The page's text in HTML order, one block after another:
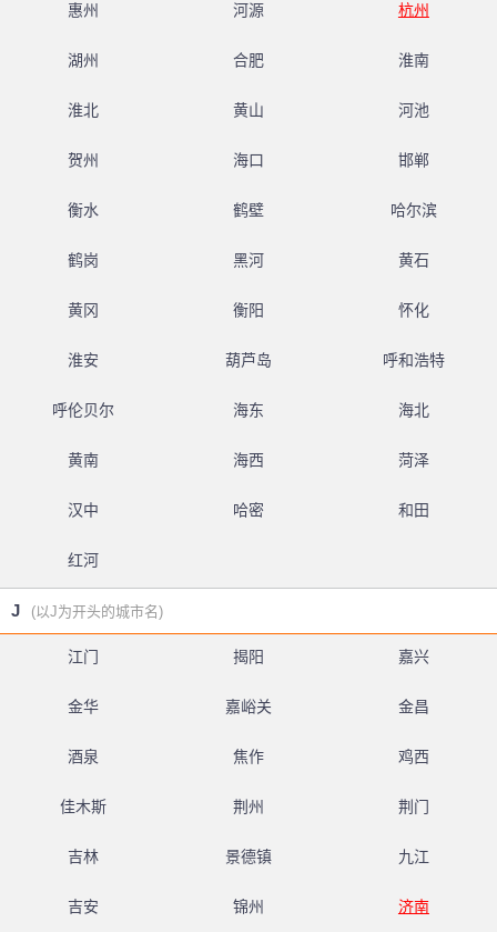
惠州 河源 杭州
湖州 合肥 淮南
淮北 黄山 河池
贺州 海口 邯郸
衡水 鹤壁 哈尔滨
鹤岗 黑河 黄石
黄冈 衡阳 怀化
淮安 葫芦岛 呼和浩特
呼伦贝尔 海东 海北
黄南 海西 菏泽
汉中 哈密 和田
红河
J (以J为开头的城市名)
江门 揭阳 嘉兴
金华 嘉峪关 金昌
酒泉 焦作 鸡西
佳木斯 荆州 荆门
吉林 景德镇 九江
吉安 锦州 济南